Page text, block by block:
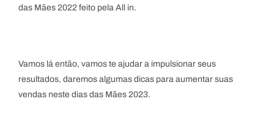
das Mães 2022 feito pela All in.
Vamos lá então, vamos te ajudar a impulsionar seus
resultados, daremos algumas dicas para aumentar suas
vendas neste dias das Mães 2023.